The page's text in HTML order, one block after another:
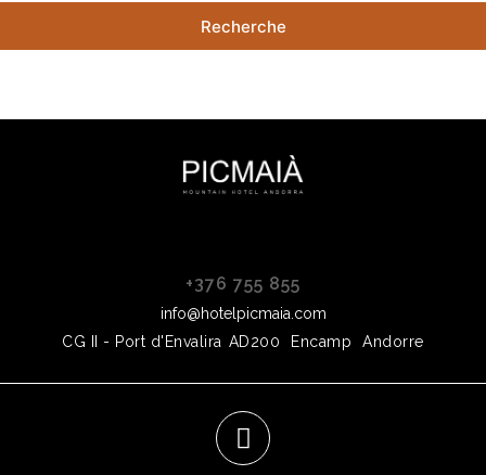
Recherche
+376 755 855
info@hotelpicmaia.com
CG II - Port d'Envalira AD200 Encamp Andorre